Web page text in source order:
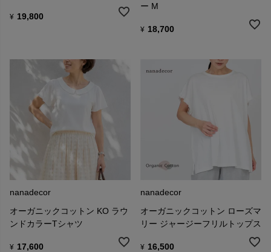
¥ 19,800
ー M
¥ 18,700
nanadecor
オーガニックコットン KO ラウ
ンドカラーTシャツ
¥ 17,600
nanadecor
オーガニックコットン ローズマ
リー ジャージーフリルトップス
¥ 16,500